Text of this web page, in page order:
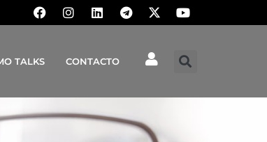
TALKS CONTACTO